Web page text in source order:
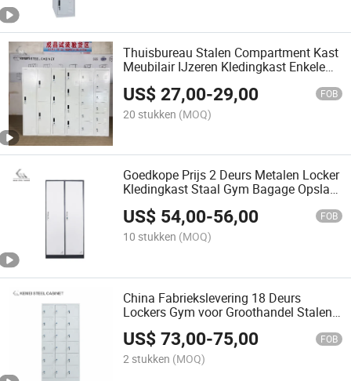
Thuisbureau Stalen Compartment Kast
Meubilair IJzeren Kledingkast Enkele
Gym Metaal Lockers
US$27,00-29,00 FOB
20 stukken (MOQ)
Goedkope Prijs 2 Deurs Metalen Locker
Kledingkast Staal Gym Bagage Opslag
Locker
US$ 54,00-56,00 FOB
10 stukken (MOQ)
China Fabriekslevering 18 Deurs
Lockers Gym voor Groothandel Stalen
Locker Kledingkast
US$73,00-75,00 FOB
2 stukken (MOQ)